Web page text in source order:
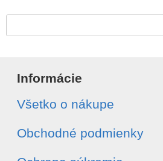
Informácie
Všetko o nákupe
Obchodné podmienky